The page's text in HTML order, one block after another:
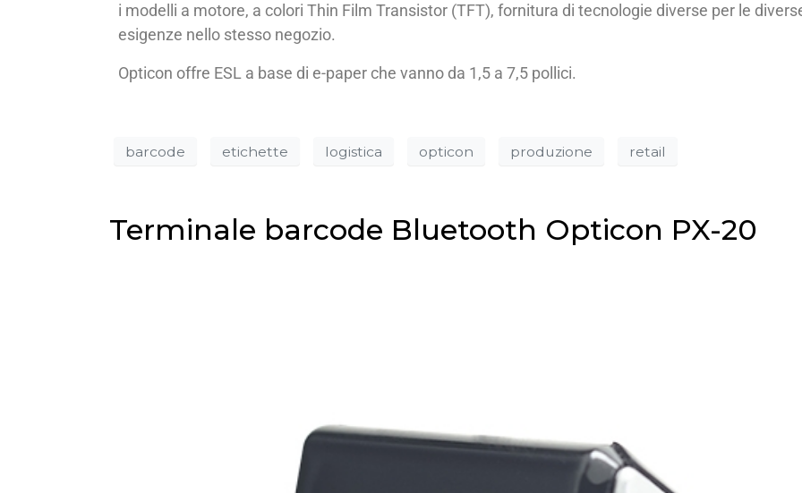
i modelli a motore, a colori Thin Film Transistor (TFT), fornitura di tecnologie diverse per le
esigenze nello stesso negozio.
Opticon offre ESL a base di e-paper che vanno da 1,5 a 7,5 pollici.
barcode etichette logistica opticon produzione retail
Terminale barcode Bluetooth Opticon PX-20